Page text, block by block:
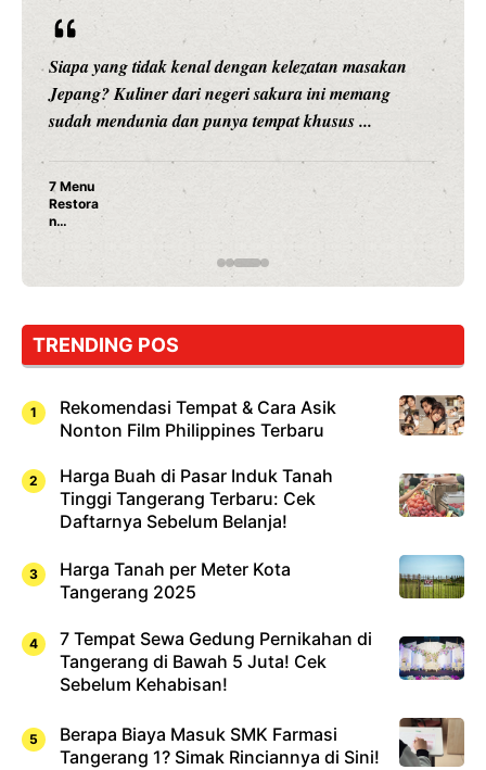
Siapa yang tidak kenal dengan kelezatan masakan
Jepang? Kuliner dari negeri sakura ini memang
sudah mendunia dan punya tempat khusus ...
7 Menu
Restora
n
Jepang
yang
Dicoba,
Cuma
Sushi!
TRENDING POS
Rekomendasi Tempat & Cara Asik
Nonton Film Philippines Terbaru
Harga Buah di Pasar Induk Tanah
Tinggi Tangerang Terbaru: Cek
Daftarnya Sebelum Belanja!
Harga Tanah per Meter Kota
Tangerang 2025
7 Tempat Sewa Gedung Pernikahan di
Tangerang di Bawah 5 Juta! Cek
Sebelum Kehabisan!
Berapa Biaya Masuk SMK Farmasi
Tangerang 1? Simak Rinciannya di Sini!